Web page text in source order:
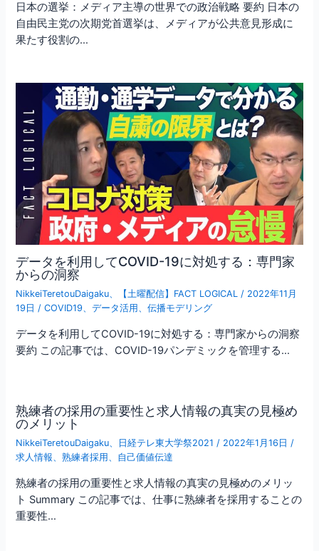
日本の選挙：メディア主導の世界での政治戦略 要約 日本の
自由民主党の次期党首選挙は、メディアが公共意見形成に
果たす役割の…
データを利用してCOVID-19に対処する：専門家
からの洞察
NikkeiTeretouDaigaku、 【土曜配信】FACT LOGICAL / 2022年11月
19日 /COVID19、データ活用 、伝播モデリング
データを利用してCOVID-19に対処する：専門家からの洞察
要約 この記事では、COVID-19パンデミックを管理する…
熟練者の採用の重要性と求人情報の真実の見極め
のメリット
NikkeiTeretouDaigaku、 日経テレ東大学祭2021 / 2022年1月16日 /
求人情報、熟練者採用 、 自己価値伝達
熟練者の採用の重要性と求人情報の真実の見極めのメリッ
ト Summary この記事では、仕事に熟練者を採用することの
重要性…